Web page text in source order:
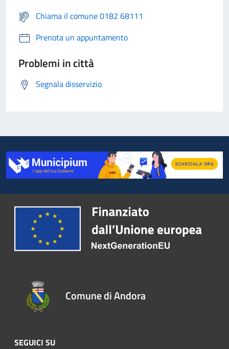
Chiama il comune 0182 68111
Prenota un appuntamento
Problemi in città
Segnala disservizio
Comune di Andora
SEGUICI SU